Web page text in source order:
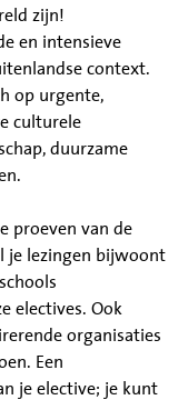
zijn!
en intensieve
context.
op urgente,
culturele
duurzame
proeven van de
je lezingen bijwoont
electives. Ook
organisaties
Een
je elective; je kunt